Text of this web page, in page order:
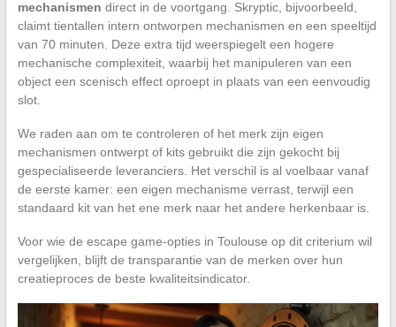
mechanismen direct in de voortgang. Skryptic, bijvoorbeeld,
claimt tientallen intern ontworpen mechanismen en een speeltijd
van 70 minuten. Deze extra tijd weerspiegelt een hogere
mechanische complexiteit, waarbij het manipuleren van een
object een scenisch effect oproept in plaats van een eenvoudig
slot.
We raden aan om te controleren of het merk zijn eigen
mechanismen ontwerpt of kits gebruikt die zijn gekocht bij
gespecialiseerde leveranciers. Het verschil is al voelbaar vanaf
de eerste kamer: een eigen mechanisme verrast, terwijl een
standaard kit van het ene merk naar het andere herkenbaar is.
Voor wie de escape game-opties in Toulouse op dit criterium wil
vergelijken, blijft de transparantie van de merken over hun
creatieproces de beste kwaliteitsindicator.